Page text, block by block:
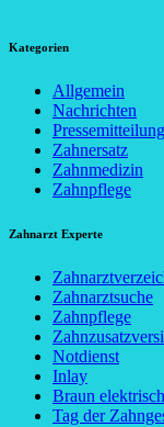
Kategorien
Allgemein
Nachrichten
Zahnersatz
Zahnmedizin
Zahnpflege
Zahnarzt Experte
Zahnarztsuche
Zahnpflege
Notdienst
Inlay
Braun
Tag der